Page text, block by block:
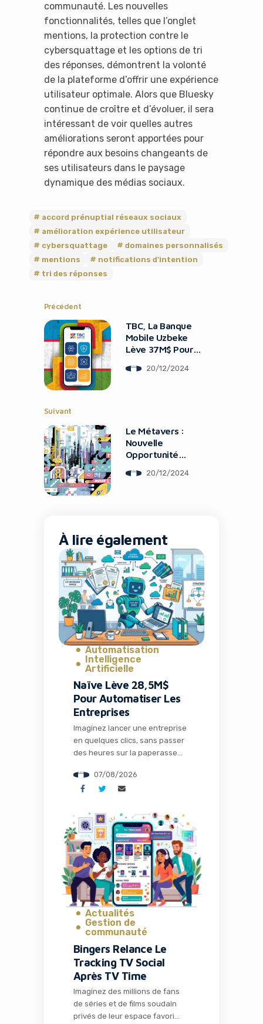
communauté. Les nouvelles
fonctionnalités, telles que l’onglet
mentions, la protection contre le
cybersquattage et les options de tri
des réponses, démontrent la volonté
de la plateforme d’offrir une expérience
utilisateur optimale. Alors que Bluesky
continue de croître et d’évoluer, il sera
intéressant de voir quelles autres
améliorations seront apportées pour
répondre aux besoins changeants de
ses utilisateurs dans le paysage
dynamique des médias sociaux.
accord prénuptial réseaux sociaux
amélioration expérience utilisateur
cybersquattage
domaines personnalisés
mentions
notifications d'intention
tri des réponses
Précédent
TBC, La Banque
Mobile Uzbeke
Lève 37M$ Pour
20/12/2024
Suivant
Le Métavers :
Nouvelle
Opportunité
Roblox et Fortnite
20/12/2024
À lire également
Automatisation
Intelligence
Artificielle
Naïve Lève 28,5M$
Pour Automatiser Les
Entreprises
Imaginez lancer une entreprise
en quelques clics, sans passer
des heures sur la paperasse
des outils ou la recherche de
solutions techniques. C’est
Naïve, une startup qui vient de
lever 28,5 millions de dollars
pour transformer radicalement
la façon dont les entrepreneurs
et les développeurs lancent et
gèrent […]
07/08/2026
Actualités
Gestion de
communauté
Bingers Relance Le
Tracking TV Social
Après TV Time
Imaginez des millions de fans
de séries et de films soudain
privés de leur espace favori